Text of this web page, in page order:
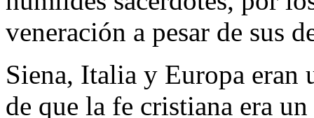
veneración a pesar de sus
Siena, Italia y Europa eran
de que la fe cristiana era